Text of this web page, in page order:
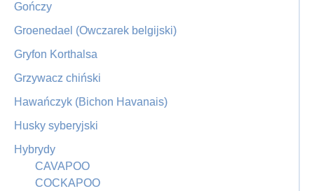
Gończy
Groenedael (Owczarek belgijski)
Gryfon Korthalsa
Grzywacz chiński
Hawańczyk (Bichon Havanais)
Husky syberyjski
Hybrydy
CAVAPOO
COCKAPOO